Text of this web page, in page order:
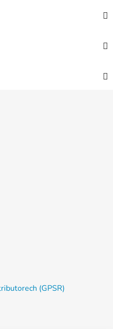
(GPSR)